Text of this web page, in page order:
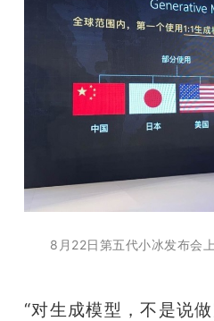
8月22日第五代小冰发布会
“对生成模型，不是说